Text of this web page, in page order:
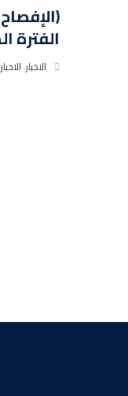
الفترة
الاخبار,الاخبار